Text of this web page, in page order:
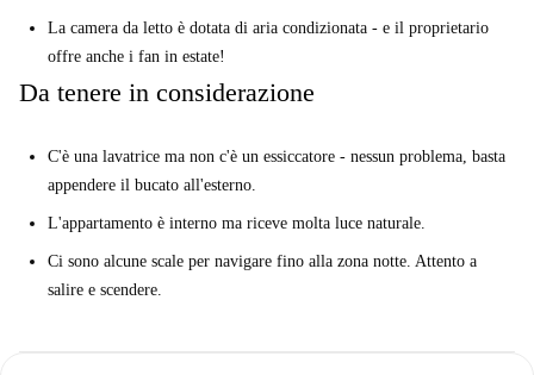
I tuoi 3 principali motivi per noleggiare qui:
La posizione. Cammina verso il Vaticano in soli 10 minuti.
Ma devi sapere questo ...
Ci sono alcune scale per navigare fino alla zona notte. Attento a
Il nostro Homechecker, Sarah, disse:
La camera da letto è dotata di aria condizionata - e il proprietario
offre anche i fan in estate!
Da tenere in considerazione
C'è una lavatrice ma non c'è un essiccatore - nessun problema, basta
appendere il bucato all'esterno.
L'appartamento è interno ma riceve molta luce naturale.
Ci sono alcune scale per navigare fino alla zona notte. Attento a
salire e scendere.